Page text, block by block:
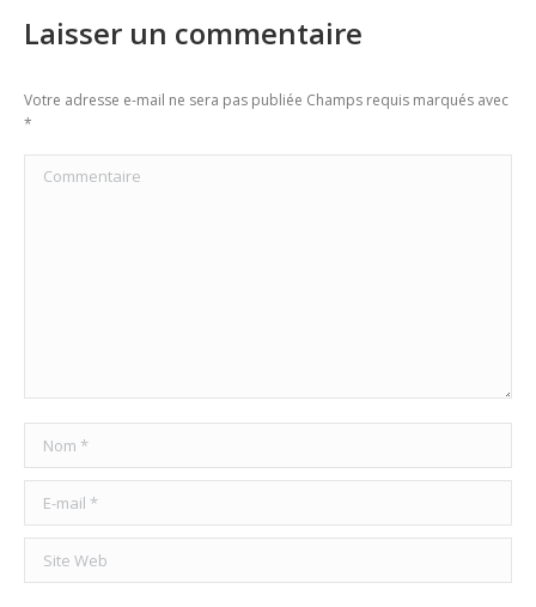
Laisser un commentaire
Votre adresse e-mail ne sera pas publiée Champs requis marqués avec
*
Commentaire
Nom *
E-mail *
Site Web